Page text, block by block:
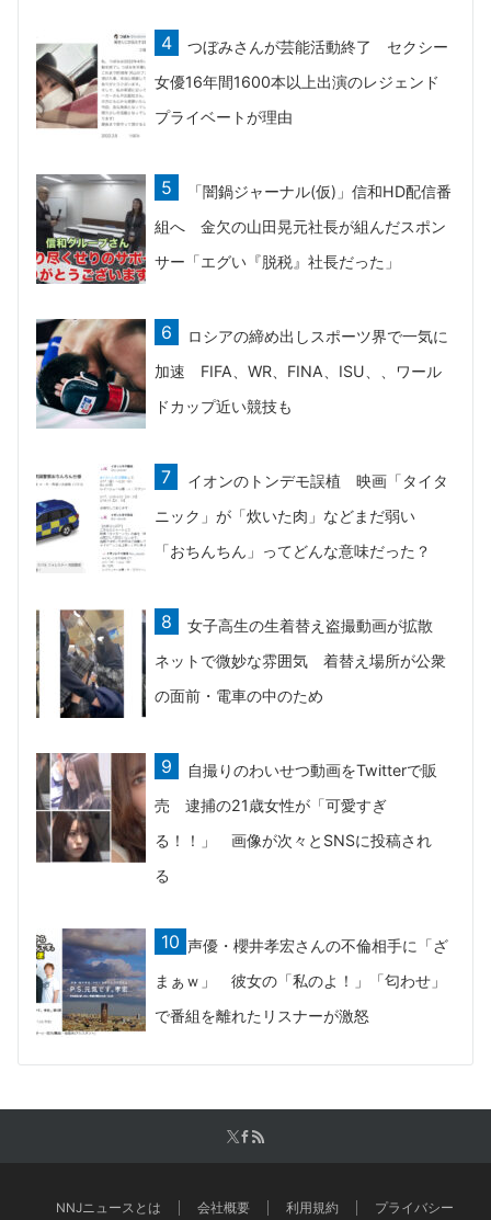
つぼみさんが芸能活動終了 セクシー
女優16年間1600本以上出演のレジェンド
プライベートが理由
「闇鍋ジャーナル(仮)」信和HD配信番
組へ 金欠の山田晃元社長が組んだスポン
サー「エグい『脱税』社長だった」
ロシアの締め出しスポーツ界で一気に
加速 FIFA、WR、FINA、ISU、、ワール
ドカップ近い競技も
イオンのトンデモ誤植 映画「タイタ
ニック」が「炊いた肉」などまだ弱い
「おちんちん」ってどんな意味だった？
女子高生の生着替え盗撮動画が拡散
ネットで微妙な雰囲気 着替え場所が公衆
の面前・電車の中のため
自撮りのわいせつ動画をTwitterで販
売 逮捕の21歳女性が「可愛すぎ
る！！」 画像が次々とSNSに投稿され
る
声優・櫻井孝宏さんの不倫相手に「ざ
まぁｗ」 彼女の「私のよ！」「匂わせ」
で番組を離れたリスナーが激怒
NNJニュースとは 会社概要 利用規約
プライバシー